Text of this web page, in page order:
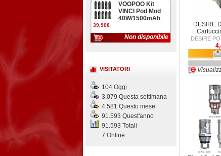
39,90€
VOOPOO Kit
VINCI Pod Mod
40W/1500mAh
Non disponibile
VISITATORI
104 Oggi
3.079 Questa settimana
4.581 Questo mese
91.593 Quest'anno
91.593 Totali
7 Online
DESIRE
DESIRE